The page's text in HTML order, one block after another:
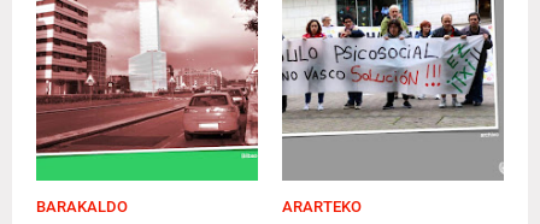
BARAKALDO ARARTEKO